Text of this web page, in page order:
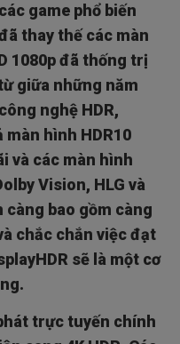
game phổ biến
thay thế các màn
1080p đã thống trị
giữa những năm
nghệ HDR,
hình HDR10
và các màn hình
Vision, HLG và
càng bao gồm càng
chắc chắn việc đạt
sẽ là một cơ
trực tuyến chính